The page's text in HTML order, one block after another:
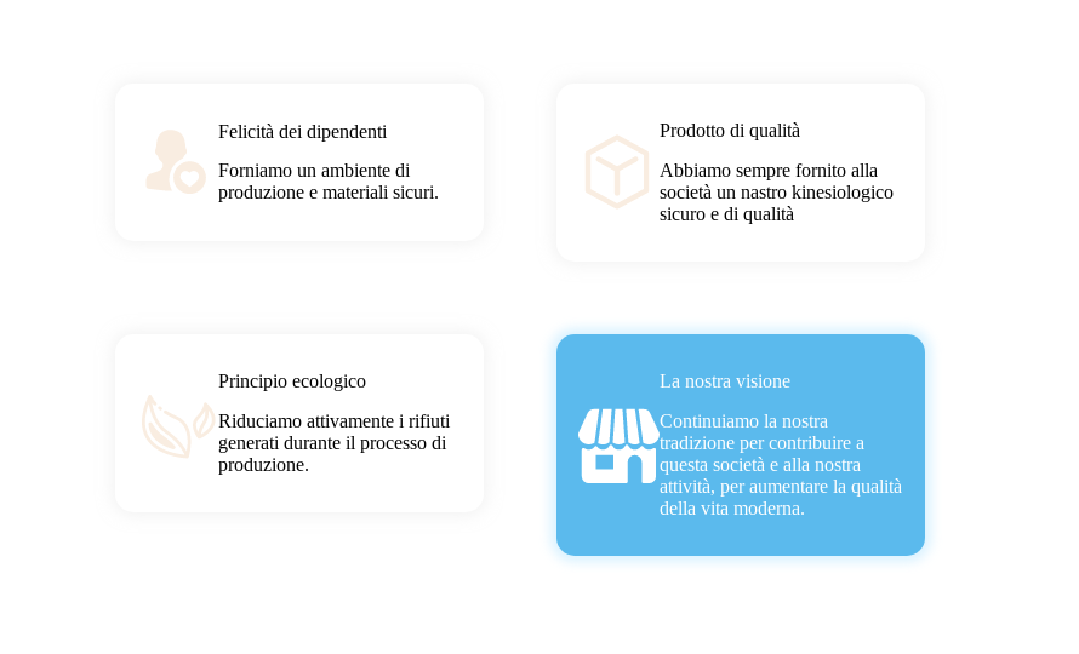
Felicità dei dipendenti
Forniamo un ambiente di
produzione e materiali sicuri.
Prodotto di qualità
Abbiamo sempre fornito alla
società un nastro kinesiologico
sicuro e di qualità
Principio ecologico
Riduciamo attivamente i rifiuti
generati durante il processo di
produzione.
La nostra visione
Continuiamo la nostra
tradizione per contribuire a
questa società e alla nostra
attività, per aumentare la qualità
della vita moderna.